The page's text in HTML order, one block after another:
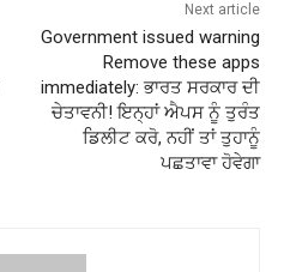
Next article
Government issued warning
Remove these apps
immediately: ਭਾਰਤ ਸਰਕਾਰ ਦੀ
ਚੇਤਾਵਨੀ! ਇਨ੍ਹਾਂ ਐਪਸ ਨੂੰ ਤੁਰੰਤ
ਡਿਲੀਟ ਕਰੋ, ਨਹੀਂ ਤਾਂ ਤੁਹਾਨੂੰ
ਪਛਤਾਵਾ ਹੋਵੇਗਾ